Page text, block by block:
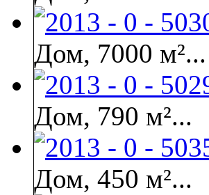
Дом, 7000 м²...
Дом, 790 м²...
Дом, 450 м²...